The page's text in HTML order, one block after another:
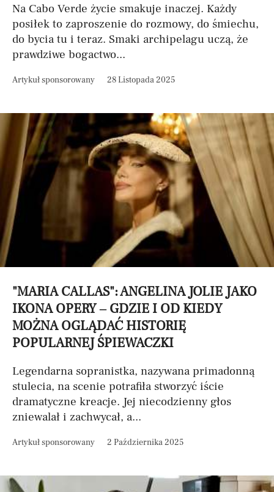
Na Cabo Verde życie smakuje inaczej. Każdy
posiłek to zaproszenie do rozmowy, do śmiechu,
do bycia tu i teraz. Smaki archipelagu uczą, że
prawdziwe bogactwo...
Artykuł sponsorowany 28 Listopada 2025
"MARIA CALLAS": ANGELINA JOLIE JAKO
IKONA OPERY – GDZIE I OD KIEDY
MOŻNA OGLĄDAĆ HISTORIĘ
POPULARNEJ ŚPIEWACZKI
Legendarna sopranistka, nazywana primadonną
stulecia, na scenie potrafiła stworzyć iście
dramatyczne kreacje. Jej niecodzienny głos
zniewalał i zachwycał, a...
Artykuł sponsorowany 2 Października 2025